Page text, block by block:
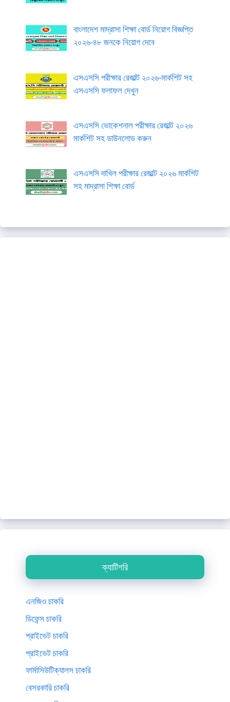
বাংলাদেশ মাদ্রাসা শিক্ষা বোর্ড নিয়োগ বিজ্ঞপ্তি
২০২৬-৪৮ জনকে নিয়োগ দেবে
এসএসসি পরীক্ষার রেজাল্ট ২০২৬-মার্কশিট সহ
এসএসসি ফলাফল দেখুন
এসএসসি ভোকেশনাল পরীক্ষার রেজাল্ট ২০২৬
মার্কশিট সহ ডাউনলোড করুন
এসএসসি দাখিল পরীক্ষার রেজাল্ট ২০২৬ মার্কশিট
সহ মাদ্রাসা শিক্ষা বোর্ড
ক্যাটিগরি
এনজিও চাকরি
ডিফেন্স চাকরি
প্রাইভেট চাকরি
প্রাইভেট চাকরি
ফার্মাসিউটিক্যালস চাকরি
বেসরকারি চাকরি